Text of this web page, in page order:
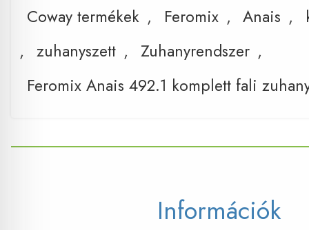
Coway termékek , Feromix , Anais ,
, zuhanyszett , Zuhanyrendszer ,
Feromix Anais 492.1 komplett fali
Információk